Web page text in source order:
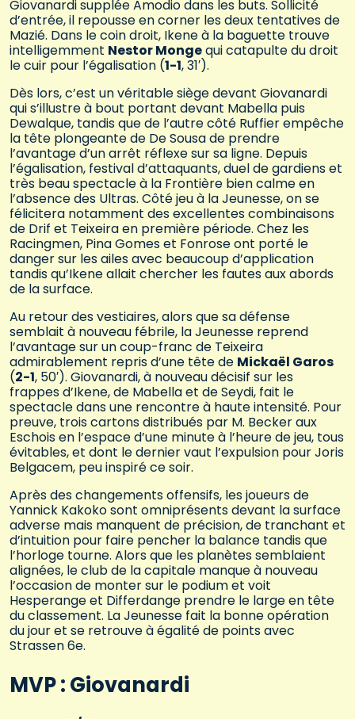
Giovanardi supplée Amodio dans les buts. Sollicité
d’entrée, il repousse en corner les deux tentatives de
Mazié. Dans le coin droit, Ikene à la baguette trouve
intelligemment Nestor Mongequi catapulte du droit
le cuir pour l’égalisation (1-1, 31′).
Dès lors, c’est un véritable siège devant Giovanardi
qui s’illustre à bout portant devant Mabella puis
Dewalque, tandis que de l’autre côté Ruffier empêche
la tête plongeante de De Sousa de prendre
l’avantage d’un arrêt réflexe sur sa ligne. Depuis
l’égalisation, festival d’attaquants, duel de gardiens et
très beau spectacle à la Frontière bien calme en
l’absence des Ultras. Côté jeu à la Jeunesse, on se
félicitera notamment des excellentes combinaisons
de Drif et Teixeira en première période. Chez les
Racingmen, Pina Gomes et Fonrose ont porté le
danger sur les ailes avec beaucoup d’application
tandis qu’Ikene allait chercher les fautes aux abords
de la surface.
Au retour des vestiaires, alors que sa défense
semblait à nouveau fébrile, la Jeunesse reprend
l’avantage sur un coup-franc de Teixeira
admirablement repris d’une tête de Mickaël Garos
(2-1, 50′). Giovanardi, à nouveau décisif sur les
frappes d’Ikene, de Mabella et de Seydi, fait le
spectacle dans une rencontre à haute intensité. Pour
preuve, trois cartons distribués par M. Becker aux
Eschois en l’espace d’une minute à l’heure de jeu, tous
évitables, et dont le dernier vaut l’expulsion pour Joris
Belgacem, peu inspiré ce soir.
Après des changements offensifs, les joueurs de
Yannick Kakoko sont omniprésents devant la surface
adverse mais manquent de précision, de tranchant et
d’intuition pour faire pencher la balance tandis que
l’horloge tourne. Alors que les planètes semblaient
alignées, le club de la capitale manque à nouveau
l’occasion de monter sur le podium et voit
Hesperange et Differdange prendre le large en tête
du classement. La Jeunesse fait la bonne opération
du jour et se retrouve à égalité de points avec
Strassen 6e.
MVP : Giovanardi